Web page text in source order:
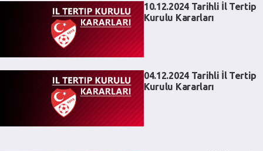
10.12.2024 Tarihli İl Tertip
Kurulu Kararları
04.12.2024 Tarihli İl Tertip
Kurulu Kararları